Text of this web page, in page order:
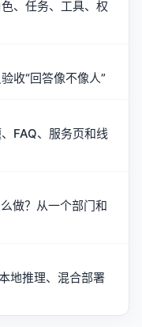
、任务、工具、权
收“回答像不像人”
FAQ、服务页和线
做？从一个部门和
地推理、混合部署